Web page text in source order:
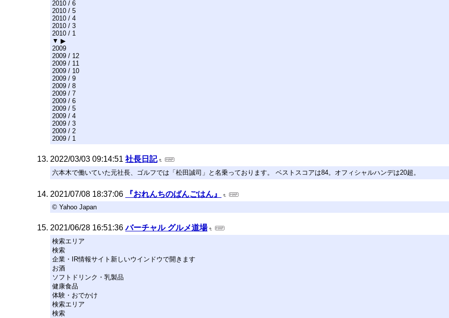
2010 / 6
2010 / 5
2010 / 4
2010 / 3
2010 / 1
▼ ▶
2009
2009 / 12
2009 / 11
2009 / 10
2009 / 9
2009 / 8
2009 / 7
2009 / 6
2009 / 5
2009 / 4
2009 / 3
2009 / 2
2009 / 1
2022/03/03 09:14:51 社長日記
六本木で働いていた元社長、ゴルフでは「松田誠司」と名乗っております。 ベストスコアは84。オフィシャルハンデは20超。
2021/07/08 18:37:06 『おれんちのばんごはん』
© Yahoo Japan
2021/06/28 16:51:36 バーチャル グルメ道場
検索エリア
検索
企業・IR情報サイト新しいウインドウで開きます
お酒
ソフトドリンク・乳製品
健康食品
体験・おでかけ
検索エリア
検索